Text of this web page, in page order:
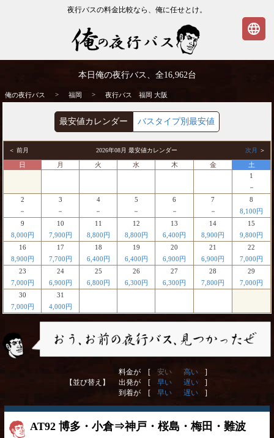
夜行バスの料金比較なら、俺に任せとけ。
夜行バス
本日俺の夜行バス、全16,962台
俺の夜行バス > 福岡 > 夜行バス 福岡 大阪
最安値カレンダー バスタイプ別最安値
＜ 前月 2026年08月 最安値カレンダー 次月 ＞
日 月 火 水 木 金
土
1
－
2
－
3
－
4
－
5
－
6
－
7
－
8
8,100円
9
8,000円
10
7,900円
11
8,800円
12
8,800円
13
6,400円
14
8,900円
15
9,800円
16
8,900円
17
7,700円
18
6,400円
19
6,400円
20
6,900円
21
6,900円
22
7,000円
23
7,000円
24
6,900円
25
6,800円
26
6,300円
27
6,300円
28
7,800円
29
7,000円
30
7,000円
31
4,000円
【並び替え】
料金が [ 安い 高い
]
出発が [
早い 遅い
]
到着が [
早い 遅い ]
AT92 博多・小倉⇒神戸・桜島・梅田・難波
language